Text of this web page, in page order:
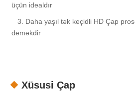
üçün idealdır
3. Daha yaşıl tək keçidli HD Çap
deməkdir
Xüsusi Çap